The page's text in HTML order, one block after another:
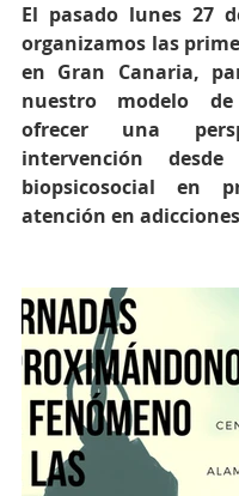
El pasado lunes 27
organizamos las
en Gran Canaria,
nuestro modelo
ofrecer una
intervención
biopsicosocial en
atención en